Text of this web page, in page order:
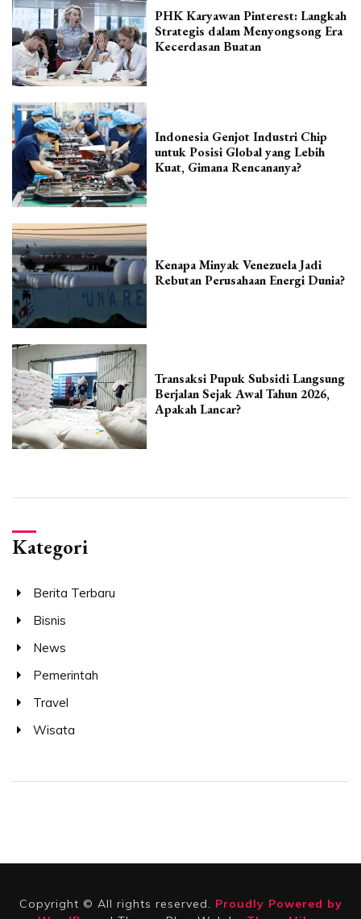
PHK Karyawan Pinterest: Langkah
Strategis dalam Menyongsong Era
Kecerdasan Buatan
Indonesia Genjot Industri Chip
untuk Posisi Global yang Lebih
Kuat, Gimana Rencananya?
Kenapa Minyak Venezuela Jadi
Rebutan Perusahaan Energi Dunia?
Transaksi Pupuk Subsidi Langsung
Berjalan Sejak Awal Tahun 2026,
Apakah Lancar?
Kategori
Berita Terbaru
Bisnis
News
Pemerintah
Travel
Wisata
Copyright © All rights reserved. Proudly Powered by